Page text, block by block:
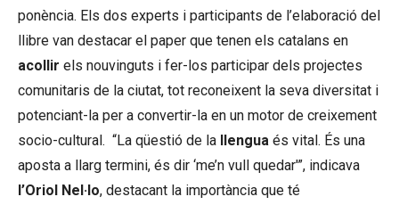
ponència. Els dos experts i participants de l’elaboració del
llibre van destacar el paper que tenen els catalans en
acollir els nouvinguts i fer-los participar dels projectes
comunitaris de la ciutat, tot reconeixent la seva diversitat i
potenciant-la per a convertir-la en un motor de creixement
socio-cultural. “La qüestió de la llengua és vital. És una
aposta a llarg termini, és dir ‘me’n vull quedar'”, indicava
l’Oriol Nel·lo, destacant la importància que té